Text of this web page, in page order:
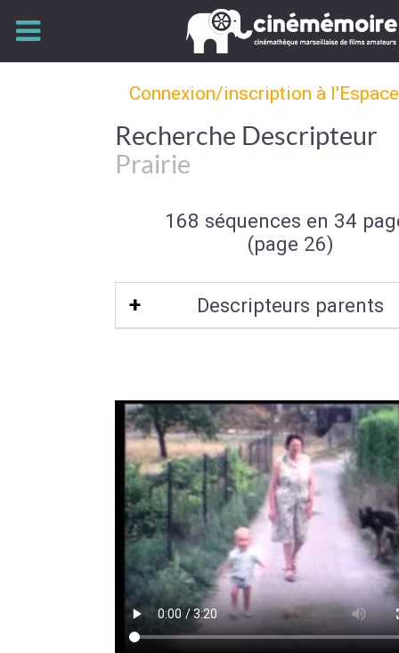
Connexion/inscription à
Recherche Descripteur
Prairie
168 séquences en 34
(page 26)
Descripteurs parents